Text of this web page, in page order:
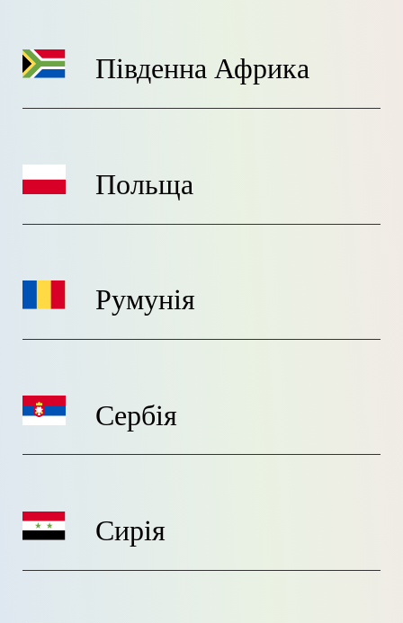
Південна Африка
Польща
Румунія
Сербія
Сирія